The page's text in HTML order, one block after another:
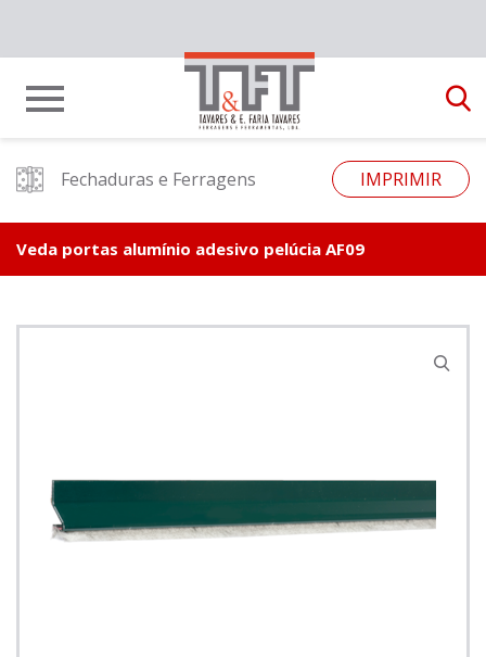
Fechaduras e Ferragens IMPRIMIR
Veda portas alumínio adesivo pelúcia AF09